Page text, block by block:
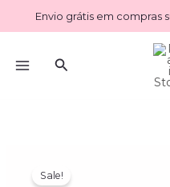
to
Envio grátis em compras
Search
Sale!